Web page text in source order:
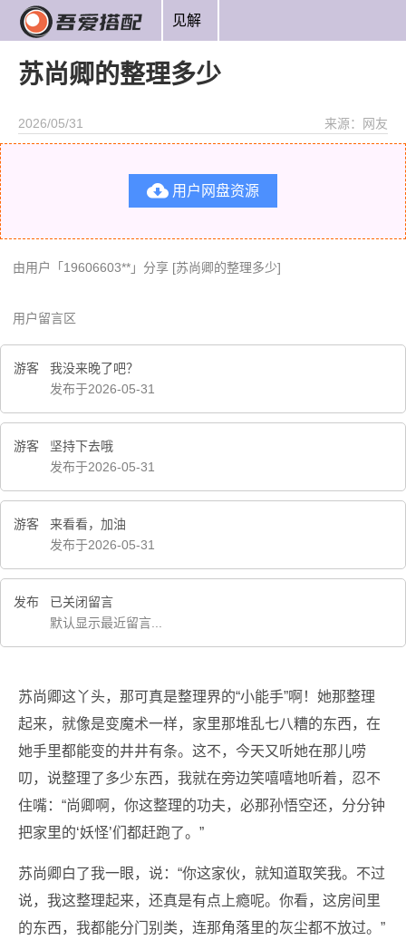
见解
苏尚卿的整理多少
2026/05/31 来源：网友
 用户网盘资源
由用户「19606603**」分享 [苏尚卿的整理多少]
用户留言区
游客
我没来晚了吧？
发布于2026-05-31
游客
坚持下去哦
发布于2026-05-31
游客
来看看，加油
发布于2026-05-31
发布
已关闭留言
默认显示最近留言...
苏尚卿这丫头，那可真是整理界的“小能手”啊！她那整理
起来，就像是变魔术一样，家里那堆乱七八糟的东西，在
她手里都能变的井井有条。这不，今天又听她在那儿唠
叨，说整理了多少东西，我就在旁边笑嘻嘻地听着，忍不
住嘴：“尚卿啊，你这整理的功夫，必那孙悟空还，分分钟
把家里的‘妖怪’们都赶跑了。”
苏尚卿白了我一眼，说：“你这家伙，就知道取笑我。不过
说，我这整理起来，还真是有点上瘾呢。你看，这房间里
的东西，我都能分门别类，连那角落里的灰尘都不放过。”